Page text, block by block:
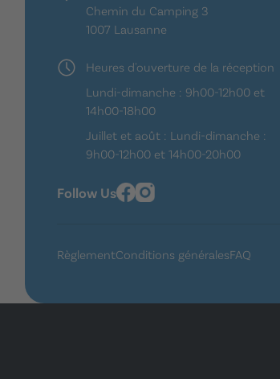
Chemin du Camping 3
1007 Lausanne
Heures d'ouverture de la réception
Lundi-dimanche : 9h00-12h00 et
14h00-18h00
Juillet et août : Lundi-dimanche :
9h00-12h00 et 14h00-20h00
Follow Us
RèglementConditions généralesFAQ